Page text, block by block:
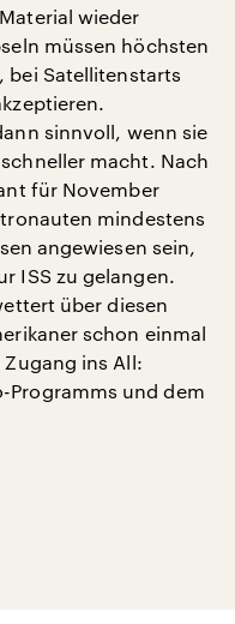
wieder
müssen höchsten
bei Satellitenstarts
sinnvoll, wenn sie
macht. Nach
für November
mindestens
angewiesen sein,
ISS zu gelangen.
über diesen
schon einmal
ins All:
Programms und dem